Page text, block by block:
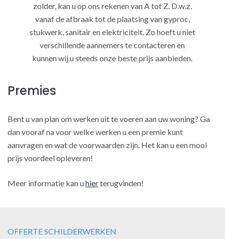
zolder, kan u op ons rekenen van A tot Z. D.w.z.
vanaf de afbraak tot de plaatsing van gyproc,
stukwerk, sanitair en elektriciteit. Zo hoeft u niet
verschillende aannemers te contacteren en
kunnen wij u steeds onze beste prijs aanbieden.
Premies
Bent u van plan om werken uit te voeren aan uw woning? Ga
dan vooraf na voor welke werken u een premie kunt
aanvragen en wat de voorwaarden zijn. Het kan u een mooi
prijs voordeel opleveren!
Meer informatie kan uhierterugvinden!
OFFERTE SCHILDERWERKEN